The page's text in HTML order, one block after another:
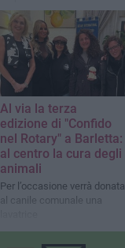
Al via la terza
edizione di "Confido
nel Rotary" a Barletta:
al centro la cura degli
animali
Per l’occasione verrà donata
al canile comunale una